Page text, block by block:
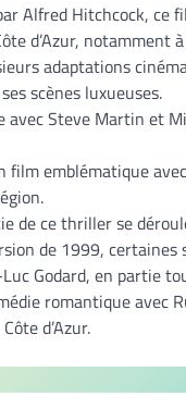
Alfred Hitchcock, ce
d’Azur, notamment
adaptations
scènes luxueuses.
avec Steve Martin et
film emblématique
de ce thriller se
de 1999,
Godard, en partie
romantique avec
d’Azur.